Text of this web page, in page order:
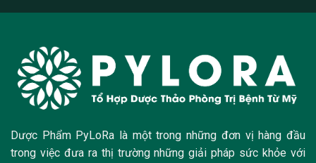
Dược Phẩm PyLoRa là một trong những đơn vị hàng đầu
trong việc đưa ra thị trường những giải pháp sức khỏe với